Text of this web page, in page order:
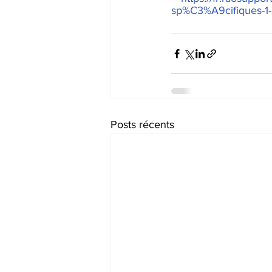
sp%C3%A9cifiques-
Posts récents